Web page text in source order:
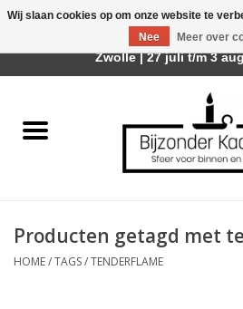
Räder Design Stories
Geurkaarsen
Producten getagd met
HOME/TAGS/TENDERFLAME
Wij slaan cookies op om onze website te
Nee
Meer over
Afhalen is mogelijk bij mijn winkel
Zwolle | 27 juli t/m 3